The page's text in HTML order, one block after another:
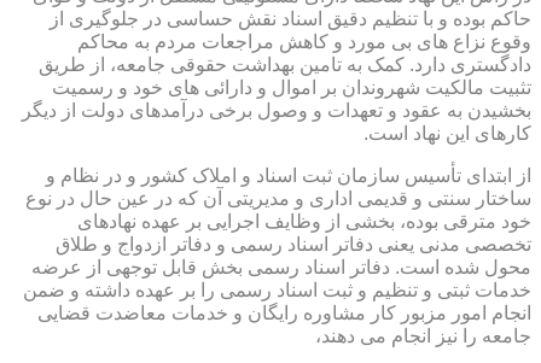
حاکم بوده و با تنظیم دقیق اسناد نقش حساسی در جلوگیری از
وقوع نزاع های بی مورد و کاهش مراجعات مردم به محاکم
دادگستری دارد. کمک به تامین بهداشت حقوقی جامعه، از طریق
تثبیت مالکیت شهروندان بر اموال و دارائی های خود و رسمیت
بخشیدن به عقود و تعهدات و وصول برخی درآمدهای دولت از دیگر
کارهای این نهاد است.
از ابتدای تأسیس سازمان ثبت اسناد و املاک کشور و در نظام و
ساختار سنتی و قدیمی اداری و مدیریتی آن که در عین حال در نوع
خود مترقی بوده، بخشی از وظایف اجرایی بر عهده نهادهای
تخصصی مدنی یعنی دفاتر اسناد رسمی و دفاتر ازدواج و طلاق
محول شده است. دفاتر اسناد رسمی بخش قابل توجهی از عرضه
خدمات ثبتی و تنظیم و ثبت اسناد رسمی را بر عهده داشته و ضمن
انجام امور مزبور کار مشاوره رایگان و خدمات معاضدت قضایی
جامعه را نیز انجام می دهند،